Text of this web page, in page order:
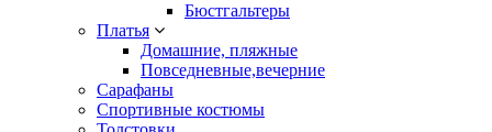
Бюстгальтеры
Платья
Домашние, пляжные
Повседневные,вечерние
Сарафаны
Спортивные костюмы